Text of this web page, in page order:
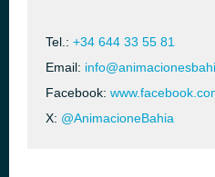
Tel.: +34 644 33 55 81
Email:
Facebook:
X: @AnimacioneBahia